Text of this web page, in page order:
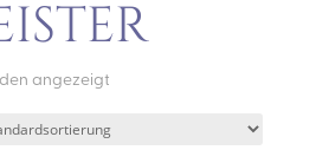
angezeigt